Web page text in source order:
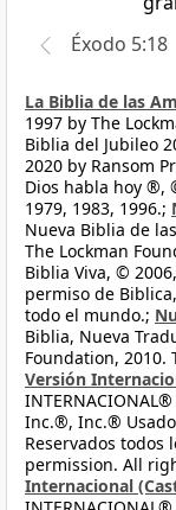
Éxodo 5:18
La Biblia de las
1997 by The
Biblia del Jubileo
2020 by Ransom
Dios habla hoy ®,
1979, 1983, 1996.;
Nueva Biblia de
The Lockman
Biblia Viva, ©
permiso de
todo el mundo.;
Biblia, Nueva
Foundation, 2010.
Versión
Inc.®, Inc.®
Reservados todos
permission. All
Internacional